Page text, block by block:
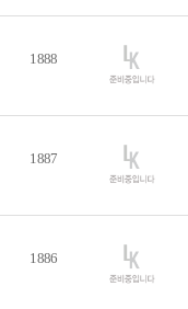
1888
1887
1886